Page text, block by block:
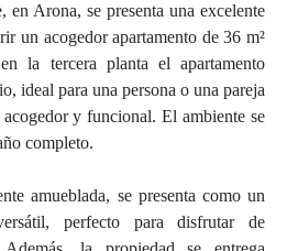
Arona, se presenta una excelente
un acogedor apartamento de 36 m²
la tercera planta el apartamento
ideal para una persona o una pareja
y funcional. El ambiente se
completo.
amueblada, se presenta como un
perfecto para disfrutar de